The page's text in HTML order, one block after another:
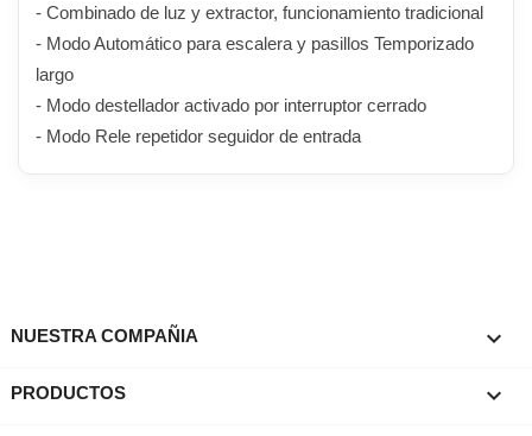
- Combinado de luz y extractor, funcionamiento tradicional
- Modo Automático para escalera y pasillos Temporizado
largo
- Modo destellador activado por interruptor cerrado
- Modo Rele repetidor seguidor de entrada
NUESTRA COMPAÑIA 
PRODUCTOS 